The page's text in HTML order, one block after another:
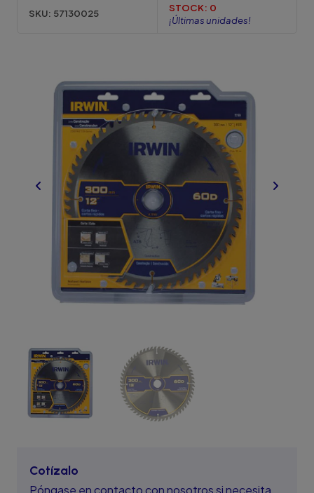
SKU: 57130025 STOCK: 0
¡Últimas unidades!
Cotízalo